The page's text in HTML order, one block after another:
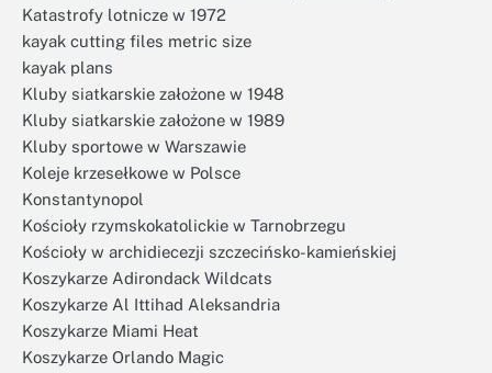
Katastrofy lotnicze w 1972
kayak cutting files metric size
kayak plans
Kluby siatkarskie założone w 1948
Kluby siatkarskie założone w 1989
Kluby sportowe w Warszawie
Koleje krzesełkowe w Polsce
Konstantynopol
Kościoły rzymskokatolickie w Tarnobrzegu
Kościoły w archidiecezji szczecińsko-kamieńskiej
Koszykarze Adirondack Wildcats
Koszykarze Al Ittihad Aleksandria
Koszykarze Miami Heat
Koszykarze Orlando Magic